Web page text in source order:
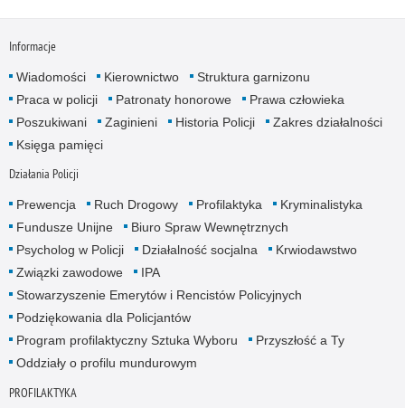
Informacje
Wiadomości Kierownictwo
Struktura garnizonu
Praca w policji
Patronaty honorowe
Prawa człowieka
Poszukiwani
Zaginieni Historia Policji
Zakres działalności
Księga pamięci
Działania Policji
Prewencja Ruch Drogowy Profilaktyka
Kryminalistyka
Fundusze Unijne
Biuro Spraw Wewnętrznych
Psycholog w Policji
Działalność socjalna
Krwiodawstwo
Związki zawodowe
IPA
Stowarzyszenie Emerytów i Rencistów Policyjnych
Podziękowania dla Policjantów
Program profilaktyczny Sztuka Wyboru
Przyszłość a Ty
Oddziały o profilu mundurowym
PROFILAKTYKA